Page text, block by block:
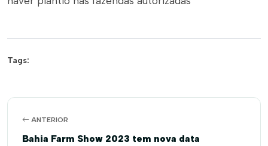
Tags:
ANTERIOR
Bahia Farm Show 2023 tem nova data